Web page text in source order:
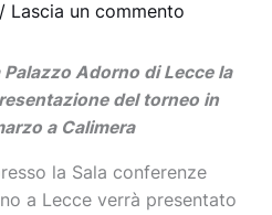
/ Lascia un commento
Adorno di Lecce la
del torneo in
a Calimera
la Sala conferenze
a Lecce verrà presentato